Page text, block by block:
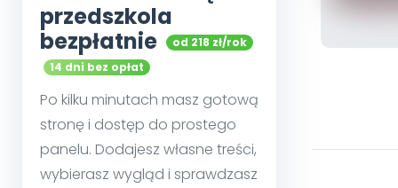
przedszkola
bezpłatnie
od 218 zł/rok
14 dni bez opłat
Po kilku minutach masz gotową
stronę i dostęp do prostego
panelu. Dodajesz własne treści,
wybierasz wygląd i sprawdzasz